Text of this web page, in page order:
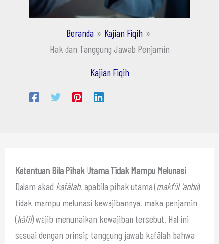
Beranda
Kajian Fiqih
Hak dan Tanggung Jawab Penjamin
Kajian Fiqih
Ketentuan Bila Pihak Utama Tidak Mampu Melunasi
Dalam akad kafālah, apabila pihak utama (makfūl ‘anhu)
tidak mampu melunasi kewajibannya, maka penjamin
(kāfil) wajib menunaikan kewajiban tersebut. Hal ini
sesuai dengan prinsip tanggung jawab kafālah bahwa